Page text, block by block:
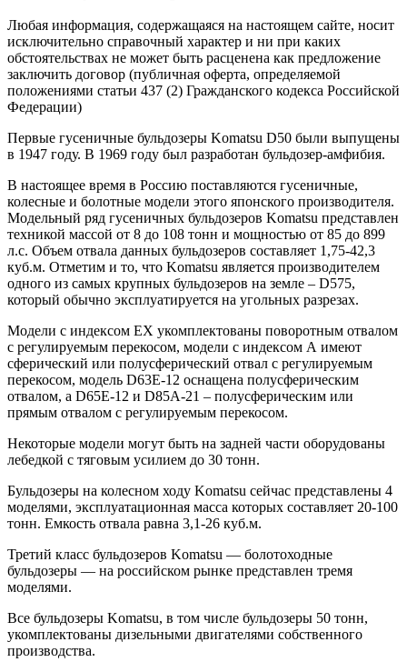
Любая информация, содержащаяся на настоящем сайте, носит
исключительно справочный характер и ни при каких
обстоятельствах не может быть расценена как предложение
заключить договор (публичная оферта, определяемой
положениями статьи 437 (2) Гражданского кодекса Российской
Федерации)
Первые гусеничные бульдозеры Komatsu D50 были выпущены
в 1947 году. В 1969 году был разработан бульдозер-амфибия.
В настоящее время в Россию поставляются гусеничные,
колесные и болотные модели этого японского производителя.
Модельный ряд гусеничных бульдозеров Komatsu представлен
техникой массой от 8 до 108 тонн и мощностью от 85 до 899
л.с. Объем отвала данных бульдозеров составляет 1,75-42,3
куб.м. Отметим и то, что Komatsu является производителем
одного из самых крупных бульдозеров на земле – D575,
который обычно эксплуатируется на угольных разрезах.
Модели с индексом ЕХ укомплектованы поворотным отвалом
с регулируемым перекосом, модели с индексом А имеют
сферический или полусферический отвал с регулируемым
перекосом, модель D63E-12 оснащена полусферическим
отвалом, а D65E-12 и D85А-21 – полусферическим или
прямым отвалом с регулируемым перекосом.
Некоторые модели могут быть на задней части оборудованы
лебедкой с тяговым усилием до 30 тонн.
Бульдозеры на колесном ходу Komatsu сейчас представлены 4
моделями, эксплуатационная масса которых составляет 20-100
тонн. Емкость отвала равна 3,1-26 куб.м.
Третий класс бульдозеров Komatsu — болотоходные
бульдозеры — на российском рынке представлен тремя
моделями.
Все бульдозеры Komatsu, в том числе бульдозеры 50 тонн,
укомплектованы дизельными двигателями собственного
производства.